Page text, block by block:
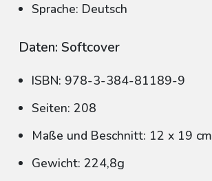
Sprache: Deutsch
Daten: Softcover
ISBN: 978-3-384-81189-9
Seiten: 208
Maße und Beschnitt: 12 x 19 cm
Gewicht: 224,8g